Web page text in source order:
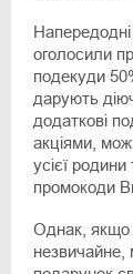
оголосили
подекуди
дарують
додаткові
акціями,
усієї родини
промокоди
Однак, якщо
незвичайне,